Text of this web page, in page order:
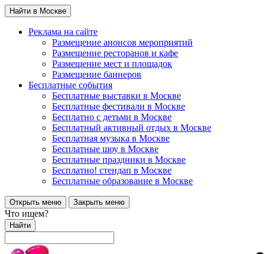
Найти в Москве
Реклама на сайте
Размещение анонсов мероприятий
Размещение ресторанов и кафе
Размещение мест и площадок
Размещение баннеров
Бесплатные события
Бесплатные выставки в Москве
Бесплатные фестивали в Москве
Бесплатно с детьми в Москве
Бесплатный активный отдых в Москве
Бесплатная музыка в Москве
Бесплатные шоу в Москве
Бесплатные праздники в Москве
Бесплатно! стендап в Москве
Бесплатные образование в Москве
Открыть меню Закрыть меню
Что ищем?
Найти